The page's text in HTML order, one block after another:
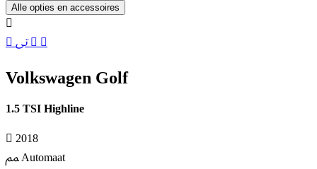
Alle opties en accessoires
Volkswagen Golf
1.5 TSI Highline
2018
Automaat